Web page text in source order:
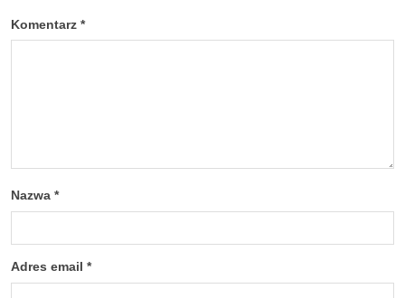
Komentarz *
Nazwa *
Adres email *